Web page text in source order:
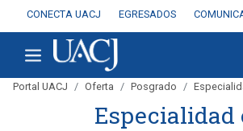
CONECTA UACJ EGRESADOS
Portal UACJ Oferta Posgrado